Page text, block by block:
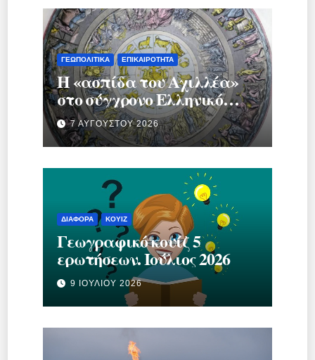
ΓΕΩΠΟΛΙΤΙΚΆ ΕΠΙΚΑΙΡΌΤΗΤΑ
Η «ασπίδα του Αχιλλέα»
στο σύγχρονο Ελληνικό
κράτος.
7 ΑΥΓΟΎΣΤΟΥ 2026
ΔΙΆΦΟΡΑ ΚΟΥΊΖ
Γεωγραφικό κουίζ 5
ερωτήσεων. Ιούλιος 2026
9 ΙΟΥΛΊΟΥ 2026